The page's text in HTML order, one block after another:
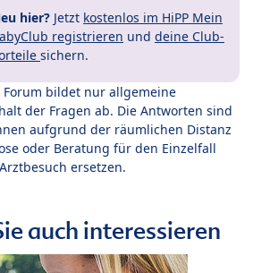
hier? Jetzt kostenlos im HiPP Mein
registrieren und deine Club-
sichern.
Forum bildet nur allgemeine
der Fragen ab. Die Antworten sind
aufgrund der räumlichen Distanz
oder Beratung für den Einzelfall
ersetzen.
auch interessieren